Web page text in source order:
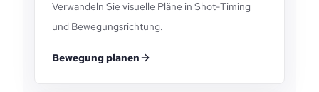
Verwandeln Sie visuelle Pläne in Shot-Timing
und Bewegungsrichtung.
Bewegung planen